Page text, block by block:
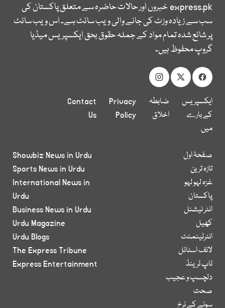
express.pkخبروں اور حالات حاضرہ سے متعلق پاکستان کی
سب سے زیادہ وزٹ کی جانے والی ویب سائٹ ہے۔ اس ویب سائٹ
پر شائع شدہ تمام مواد کے جملہ حقوق بحق ایکسپریس میڈیا
گروپ محفوظ ہیں۔
ایکسپریس
کے بارے
میں
ضابطہ
اخلاق
Privacy
Policy
Contact
Us
صفحۂ اول
تازہ ترین
غزہ لہو لہو
پاکستان
انٹر نیشنل
کھیل
انٹرٹینمنٹ
لائف اسٹائل
ٹاپ ٹرینڈ
دلچسپ و عجیب
صحت
سونے کے نرخ
Showbiz News in Urdu
Sports News in Urdu
International News in
Urdu
Business News in Urdu
Urdu Magazine
Urdu Blogs
The Express Tribune
Express Entertainment